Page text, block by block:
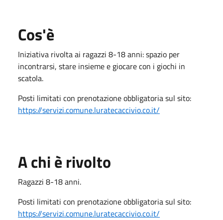
Cos'è
Iniziativa rivolta ai ragazzi 8-18 anni: spazio per
incontrarsi, stare insieme e giocare con i giochi in
scatola.
Posti limitati con prenotazione obbligatoria sul sito:
https://servizi.comune.luratecaccivio.co.it/
A chi è rivolto
Ragazzi 8-18 anni.
Posti limitati con prenotazione obbligatoria sul sito:
https://servizi.comune.luratecaccivio.co.it/